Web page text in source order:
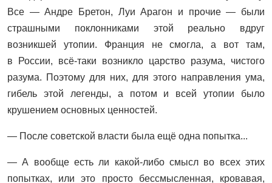
Все — Андре Бретон, Луи Арагон и прочие — были
страшными поклонниками этой реально вдруг
возникшей утопии. Франция не смогла, а вот там,
в России, всё-таки возникло царство разума, чистого
разума. Поэтому для них, для этого направления ума,
гибель этой легенды, а потом и всей утопии было
крушением основных ценностей.
— После советской власти была ещё одна попытка...
— А вообще есть ли какой-либо смысл во всех этих
попытках, или это просто бессмысленная, кровавая,